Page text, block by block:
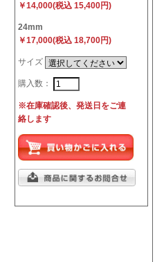
￥14,000(税込 15,400円)
24mm
￥17,000(税込 18,700円)
サイズ
購入数：
※在庫確認後、発送日をご連
絡します